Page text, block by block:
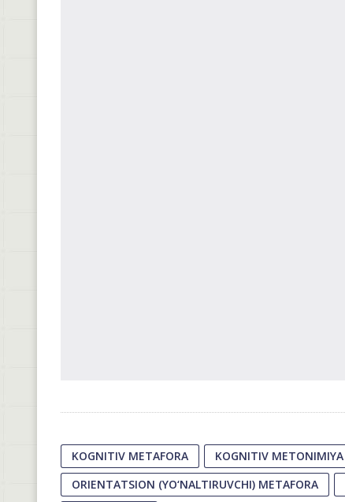
KOGNITIV METAFORA KOGNITIV METONIMIYA
ORIENTATSION (YO‘NALTIRUVCHI) METAFORA